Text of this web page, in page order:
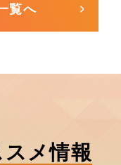
覧へ
メ情報